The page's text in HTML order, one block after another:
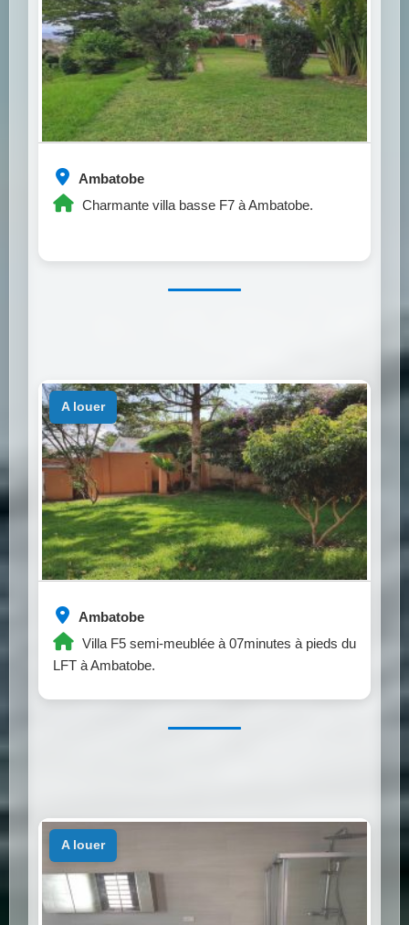
Ambatobe
Charmante villa basse F7 à Ambatobe.
Ambatobe
Villa F5 semi-meublée à 07minutes à pieds du
LFT à Ambatobe.
a louer
a louer